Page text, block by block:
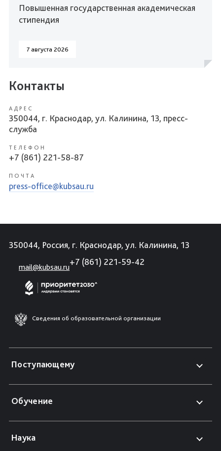
Повышенная государственная академическая
стипендия
7 августа 2026
Контакты
АДРЕС
350044, г. Краснодар, ул. Калинина, 13, пресс-
служба
ТЕЛЕФОН
+7 (861) 221-58-87
ПОЧТА
press-office@kubsau.ru
350044, Россия, г. Краснодар, ул. Калинина, 13
mail@kubsau.ru
+7 (861) 221-59-42
Сведения об образовательной организации
Поступающему
Обучение
Наука